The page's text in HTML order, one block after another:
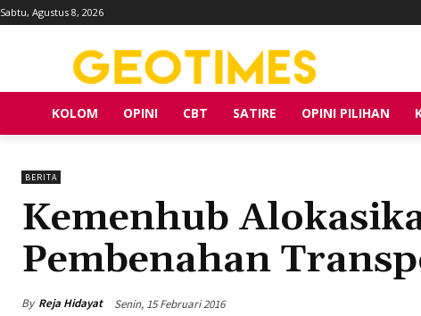
Sabtu, Agustus 8, 2026
KOLOM OPINI CBT SATIRE OPINI PILIHAN
BERITA
Kemenhub
Pembenahan
By Reja Hidayat Senin, 15 Februari 2016